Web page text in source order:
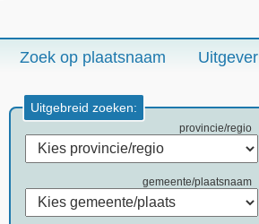
Zoek op plaatsnaam Uitgever
Uitgebreid zoeken:
provincie/regio
gemeente/plaatsnaam